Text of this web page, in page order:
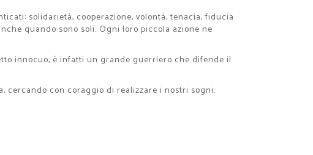
solidarietà, cooperazione, volontà, tenacia, fiducia
quando sono soli. Ogni loro piccola azione ne
innocuo, è infatti un grande guerriero che difende il
cercando con coraggio di realizzare i nostri sogni.